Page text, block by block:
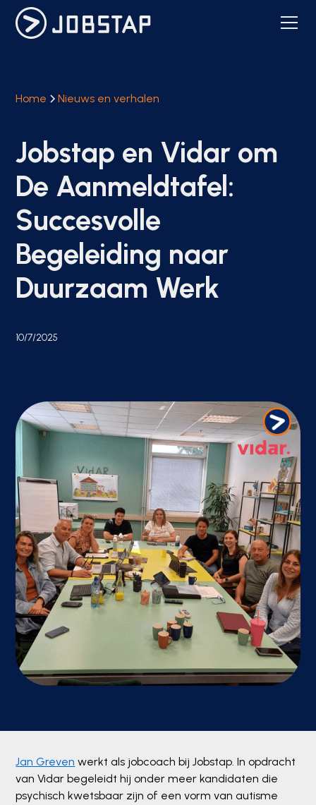
Home Nieuws en verhalen
Jobstap en Vidar om
De Aanmeldtafel:
Succesvolle
Begeleiding naar
Duurzaam Werk
10/7/2025
Jan Greven werkt als jobcoach bij Jobstap. In opdracht
van Vidar begeleidt hij onder meer kandidaten die
psychisch kwetsbaar zijn of een vorm van autisme